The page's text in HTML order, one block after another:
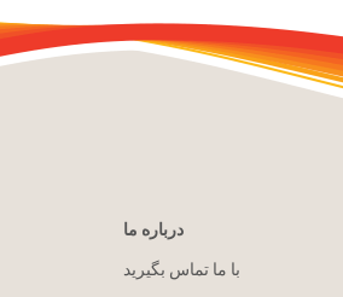
درباره ما
با ما تماس بگیرید